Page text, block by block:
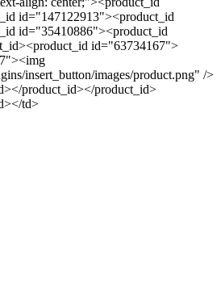
id="147122913"><product_id
id="35410886"><product_id
id="63734167">
insert_button/images/product.png" />
product_id></product_id>
td>